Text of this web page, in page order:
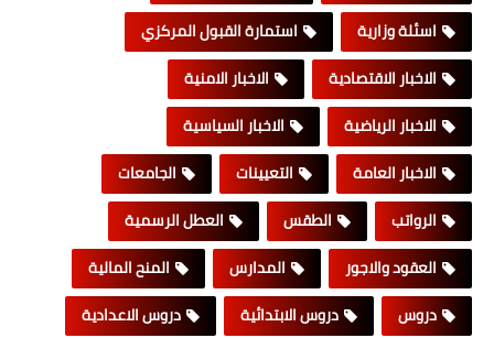
اسئلة وزارية
استمارة القبول المركزي
الاخبار الاقتصادية
الاخبار الامنية
الاخبار الرياضية
الاخبار السياسية
الاخبار العامة
التعيينات
الجامعات
الرواتب
الطقس
العطل الرسمية
العقود والاجور
المدارس
المنح المالية
دروس
دروس الابتدائية
دروس الاعدادية